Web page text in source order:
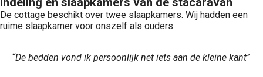
De cottage beschikt over twee slaapkamers. Wij hadden een
ruime slaapkamer voor onszelf als ouders.
“De bedden vond ik persoonlijk net iets aan de kleine kant”